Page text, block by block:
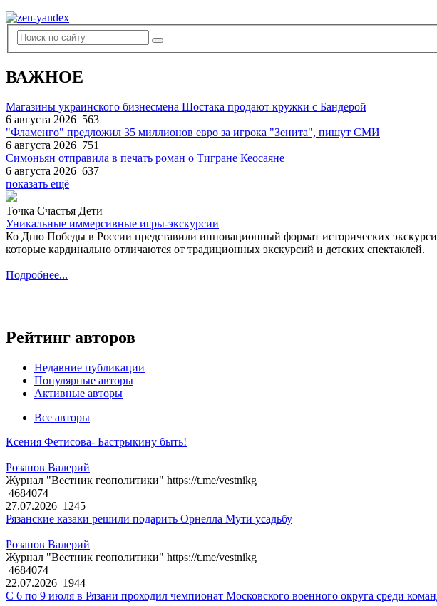
ВАЖНОЕ
Магазины украинского бизнесмена Шостака продают кружки с Бандерой
6 августа 2026 563
"Фламенго" предложил 35 миллионов евро за игрока "Зенита", пишут СМИ
6 августа 2026 751
Симоньян отправила в печать роман о Тигране Кеосаяне
6 августа 2026 637
показать ещё
Точка Счастья Дети
Уникальные иммерсивные игры-экскурсии
Ко Дню Победы в России представили инновационный формат исторических
которые кардинально отличаются от традиционных экскурсий и детских спектаклей.
Подробнее...
Рейтинг авторов
Недавние публикации
Популярные авторы
Активные авторы
Все авторы
Ксения Фетисова- Бастрыкину быть!
Розанов Валерий
Журнал "Вестник геополитики" https://t.me/vestnikg
4684074
27.07.2026 1245
Рязанские казаки решили подарить Орнелла Мути усадьбу
Розанов Валерий
Журнал "Вестник геополитики" https://t.me/vestnikg
4684074
22.07.2026 1944
С 6 по 9 июля в Рязани проходил чемпионат Московского военного округа среди